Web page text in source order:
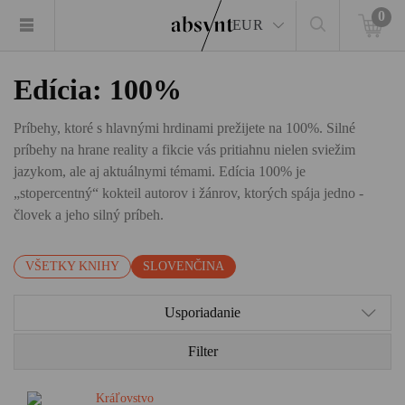
EUR
0
Edícia: 100%
Príbehy, ktoré s hlavnými hrdinami prežijete na 100%. Silné
príbehy na hrane reality a fikcie vás pritiahnu nielen sviežim
jazykom, ale aj aktuálnymi témami. Edícia 100% je
„stopercentný“ kokteil autorov i žánrov, ktorých spája jedno -
človek a jeho silný príbeh.
VŠETKY KNIHY SLOVENČINA
Usporiadanie
Filter